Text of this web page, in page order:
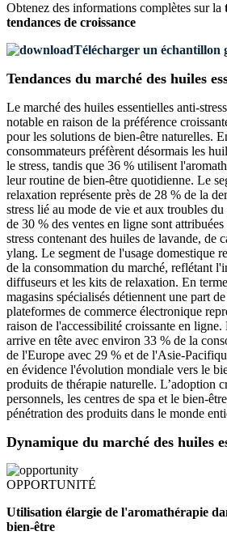
Obtenez des informations complètes sur la
tendances de croissance
Télécharger un échantillon
Tendances du marché des huiles
Le marché des huiles essentielles anti-
notable en raison de la préférence
pour les solutions de bien-être naturelles.
consommateurs préfèrent désormais les
le stress, tandis que 36 % utilisent
leur routine de bien-être quotidienne. Le
relaxation représente près de 28 % de la
stress lié au mode de vie et aux troubles
de 30 % des ventes en ligne sont
stress contenant des huiles de lavande, de
ylang. Le segment de l'usage domestique
de la consommation du marché, reflétant
diffuseurs et les kits de relaxation. En
magasins spécialisés détiennent une part
plateformes de commerce électronique
raison de l'accessibilité croissante en
arrive en tête avec environ 33 % de la
de l'Europe avec 29 % et de l'Asie-
en évidence l'évolution mondiale vers le
produits de thérapie naturelle. L’adoption
personnels, les centres de spa et le bien-
pénétration des produits dans le monde
Dynamique du marché des huiles
OPPORTUNITÉ
Utilisation élargie de l'aromathérapie
bien-être